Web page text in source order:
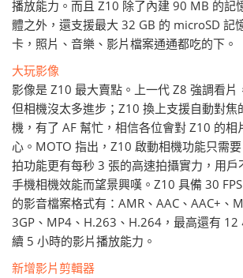
播放能力。而且 Z10 除了內建 90 MB 的記
體之外，還支援最大 32 GB 的 microSD 記
卡，照片、音樂、影片檔案通通都吃的下。
大玩影像
影像是 Z10 最大賣點。上一代 Z8 強調看片
但相機沒太多進步；Z10 換上支援自動對焦
機，有了 AF 幫忙，相信各位會對 Z10 的相
心。MOTO 指出，Z10 啟動相機功能只需
拍功能更有每秒 3 張的高速拍攝實力，用戶
手機相機效能而望景興嘆。Z10 具備 30
的影音檔案格式有：AMR、AAC、AAC+、
3GP、MP4、H.263、H.264，最高還有 12
續 5 小時的影片播放能力。
新增影片剪輯器